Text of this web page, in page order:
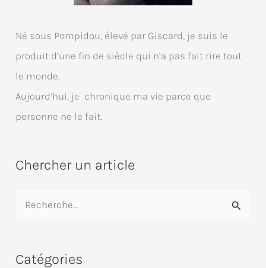
Né sous Pompidou, élevé par Giscard, je suis le
produit d’une fin de siècle qui n’a pas fait rire tout
le monde.
Aujourd’hui, je chronique ma vie parce que
personne ne le fait.
Chercher un article
h
Catégories